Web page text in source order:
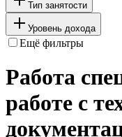
Тип занятости
Уровень дохода
Ещё фильтры
Работа
работе с